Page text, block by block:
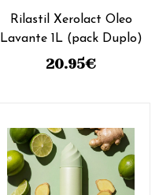
Rilastil Xerolact Oleo
Lavante 1L (pack Duplo)
20.95€